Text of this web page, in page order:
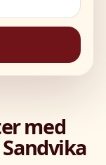
med